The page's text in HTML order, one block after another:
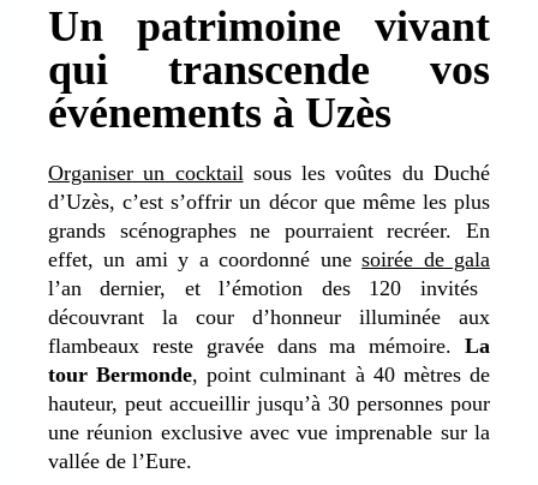
Un patrimoine vivant
qui transcende vos
événements à Uzès
Organiser un cocktail sous les voûtes du Duché
d’Uzès, c’est s’offrir un décor que même les plus
grands scénographes ne pourraient recréer. En
effet, un ami y a coordonné unesoirée de gala
l’an dernier, et l’émotion des 120 invités
découvrant la cour d’honneur illuminée aux
flambeaux reste gravée dans ma mémoire. La
tour Bermonde, point culminant à 40 mètres de
hauteur, peut accueillir jusqu’à 30 personnes pour
une réunion exclusive avec vue imprenable sur la
vallée de l’Eure.